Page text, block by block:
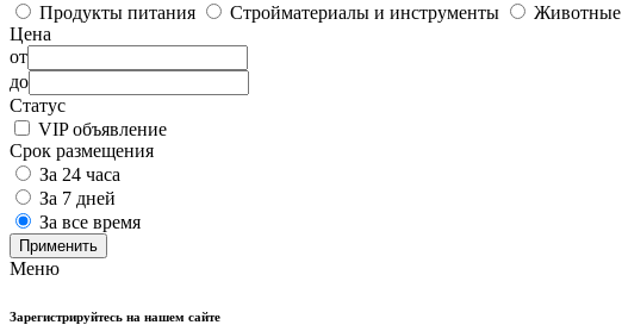
Продукты питания
Стройматериалы и инструменты Животные
Цена
от
до
Статус
VIP объявление
Срок размещения
За 24 часа
За 7 дней
За все время
Применить
Меню
Зарегистрируйтесь на нашем сайте